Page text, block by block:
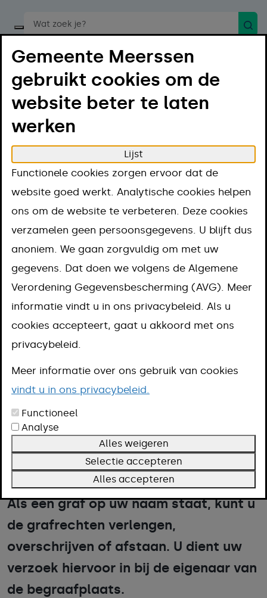
Start een spraakopdracht
Menu
Home Regelen
Geboorte en overlijden
Overlijden
Grafrechten verlengen, overschrijven of afstaan
Grafrechten
verlengen,
overschrijven of
afstaan
Aanpak
Kosten
Omschrijving
Voorwaarden
Meer informatie
Als een graf op uw naam staat, kunt u
de grafrechten verlengen,
overschrijven of afstaan. U dient uw
verzoek hiervoor in bij de eigenaar van
de begraafplaats.
Gemeente Meerssen
gebruikt cookies om de
website beter te laten
werken
Lijst
Functionele cookies zorgen ervoor dat de
website goed werkt. Analytische cookies helpen
ons om de website te verbeteren. Deze cookies
verzamelen geen persoonsgegevens. U blijft dus
anoniem. We gaan zorgvuldig om met uw
gegevens. Dat doen we volgens de Algemene
Verordening Gegevensbescherming (AVG). Meer
informatie vindt u in ons privacybeleid. Als u
cookies accepteert, gaat u akkoord met ons
privacybeleid.
Meer informatie over ons gebruik van cookies
vindt u in ons privacybeleid.
Functioneel
Analyse
Alles weigeren
Selectie accepteren
Alles accepteren